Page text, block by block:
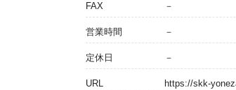
FAX －
営業時間 －
定休日 －
URL https://skk-